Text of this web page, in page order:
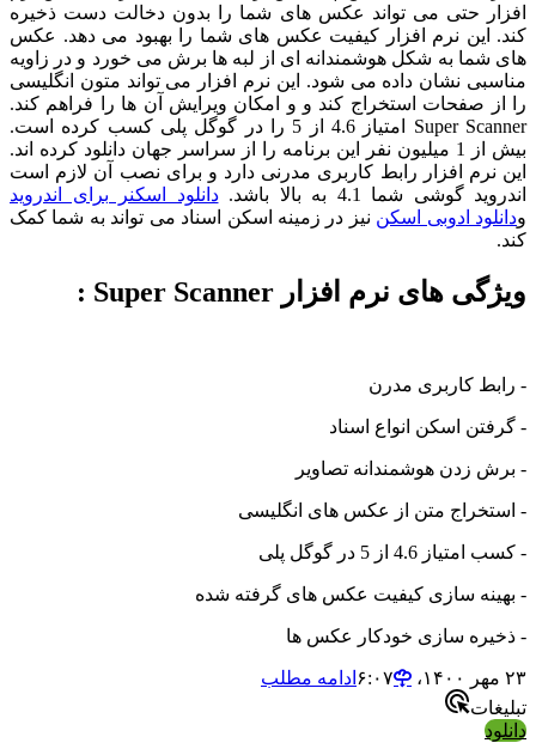
افزار حتی می تواند عکس های شما را بدون دخالت دست ذخیره
کند. این نرم افزار کیفیت عکس های شما را بهبود می دهد. عکس
های شما به شکل هوشمندانه ای از لبه ها برش می خورد و در زاویه
مناسبی نشان داده می شود. این نرم افزار می تواند متون انگلیسی
را از صفحات استخراج کند و و امکان ویرایش آن ها را فراهم کند.
Super Scanner امتیاز 4.6 از 5 را در گوگل پلی کسب کرده است.
بیش از 1 میلیون نفر این برنامه را از سراسر جهان دانلود کرده اند.
این نرم افزار رابط کاربری مدرنی دارد و برای نصب آن لازم است
اندروید گوشی شما 4.1 به بالا باشد.
دانلود اسکنر برای اندروید
ودانلود ادوبی اسکن نیز در زمینه اسکن اسناد می تواند به شما کمک
کند.
ویژگی های نرم افزار Super Scanner :
- رابط کاربری مدرن
- گرفتن اسکن انواع اسناد
- برش زدن هوشمندانه تصاویر
- استخراج متن از عکس های انگلیسی
- کسب امتیاز 4.6 از 5 در گوگل پلی
- بهینه سازی کیفیت عکس های گرفته شده
- ذخیره سازی خودکار عکس ها
۲۳ مهر ۱۴۰۰،‏ ۶:۰۷
ادامه مطلب
تبلیغات
دانلود